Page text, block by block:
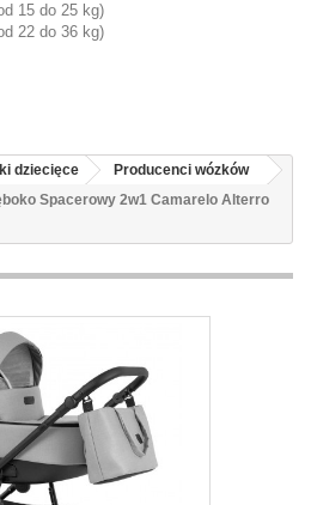
15 do 25 kg)
22 do 36 kg)
dziecięce
Producenci wózków
Spacerowy 2w1 Camarelo Alterro